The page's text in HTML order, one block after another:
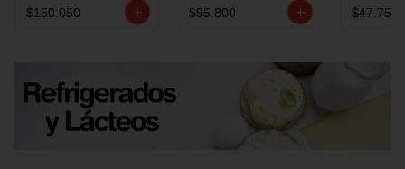
PIEZAS
$150.050
VELOCIDADES
$95.800
TAPA
$47.750